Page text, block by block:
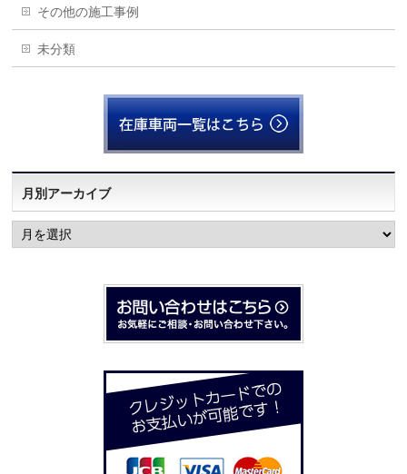
その他の施工事例
未分類
月別アーカイブ